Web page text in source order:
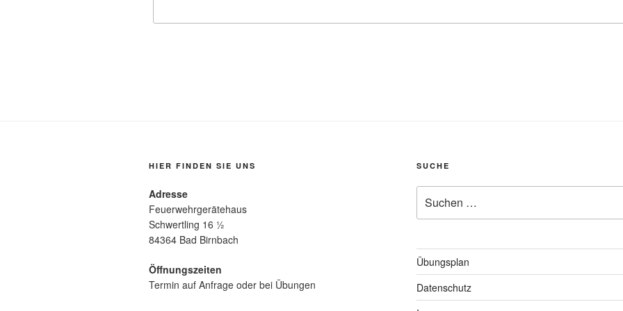
HIER FINDEN SIE UNS
Adresse
Feuerwehrgerätehaus
Schwertling 16 ½
84364 Bad Birnbach
Öffnungszeiten
Termin auf Anfrage oder bei Übungen
SUCHE
nach:
Übungsplan
Datenschutz